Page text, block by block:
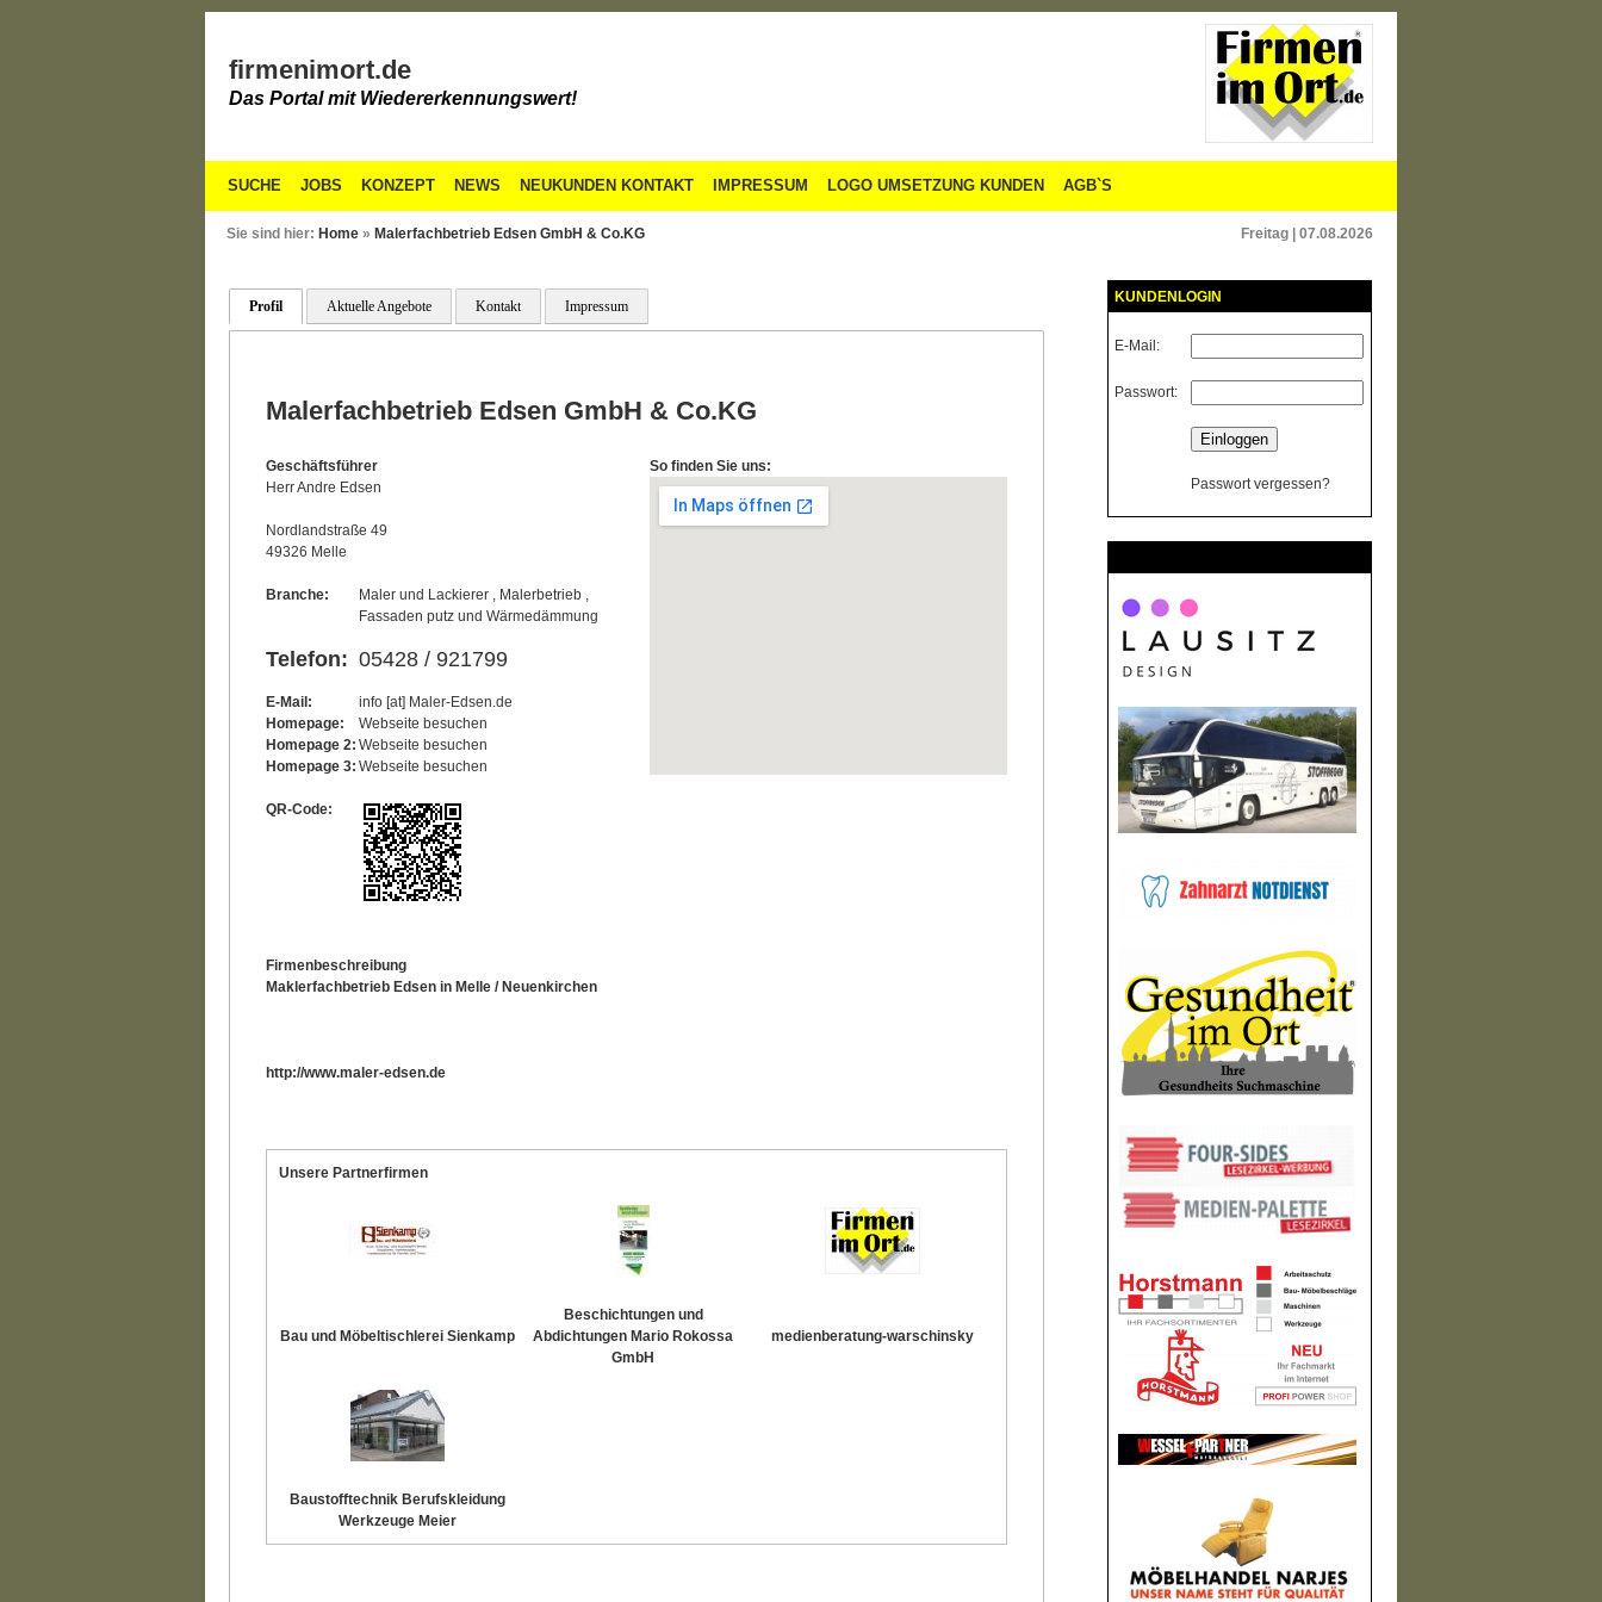
firmenimort.de
Das Portal mit Wiedererkennungswert!
SUCHE JOBS KONZEPT NEWS NEUKUNDEN KONTAKT IMPRESSUM LOGO UMSETZUNG KUNDEN AGB`S
Sie sind hier: Home » Malerfachbetrieb Edsen GmbH & Co.KG Freitag | 07.08.2026
Profil Aktuelle Angebote Kontakt Impressum
Malerfachbetrieb Edsen GmbH & Co.KG
Geschäftsführer
Herr Andre Edsen
Nordlandstraße 49
49326 Melle
Branche:
Maler und Lackierer , Malerbetrieb ,
Fassaden putz und Wärmedämmung
Telefon: 05428 / 921799
E-Mail:
info [at] Maler-Edsen.de
Homepage:
Webseite besuchen
Homepage 2: Webseite besuchen
Homepage 3: Webseite besuchen
QR-Code:
So finden Sie uns:
Firmenbeschreibung
Maklerfachbetrieb Edsen in Melle / Neuenkirchen
http://www.maler-edsen.de
Unsere Partnerfirmen
Bau und Möbeltischlerei Sienkamp
Beschichtungen und
Abdichtungen Mario Rokossa
GmbH
medienberatung-warschinsky
Baustofftechnik Berufskleidung
Werkzeuge Meier
KUNDENLOGIN
E-Mail:
Passwort:
Passwort vergessen?